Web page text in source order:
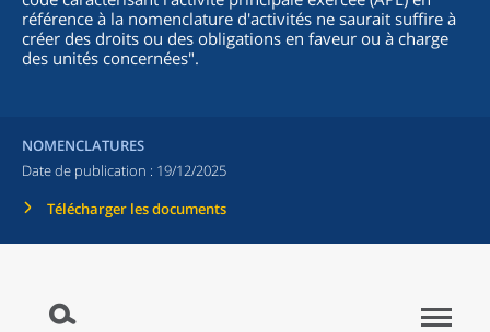
référence à la nomenclature d'activités ne saurait suffire à
créer des droits ou des obligations en faveur ou à charge
des unités concernées".
NOMENCLATURES
Date de publication : 19/12/2025
Télécharger les documents